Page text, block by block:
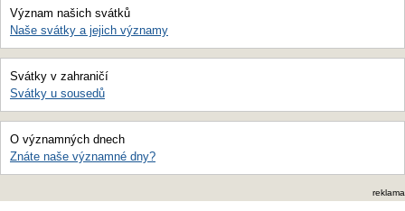
Význam našich svátků
Naše svátky a jejich významy
Svátky v zahraničí
Svátky u sousedů
O významných dnech
Znáte naše významné dny?
reklama